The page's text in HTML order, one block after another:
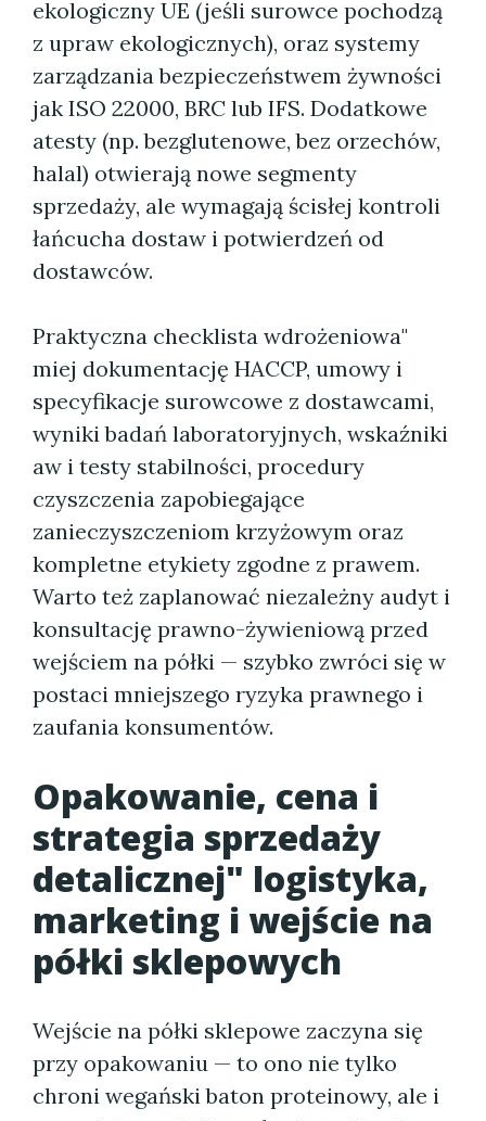
ekologiczny UE (jeśli surowce pochodzą
z upraw ekologicznych), oraz systemy
zarządzania bezpieczeństwem żywności
jak ISO 22000, BRC lub IFS. Dodatkowe
atesty (np. bezglutenowe, bez orzechów,
halal) otwierają nowe segmenty
sprzedaży, ale wymagają ścisłej kontroli
łańcucha dostaw i potwierdzeń od
dostawców.
Praktyczna checklista wdrożeniowa"
miej dokumentację HACCP, umowy i
specyfikacje surowcowe z dostawcami,
wyniki badań laboratoryjnych, wskaźniki
aw i testy stabilności, procedury
czyszczenia zapobiegające
zanieczyszczeniom krzyżowym oraz
kompletne etykiety zgodne z prawem.
Warto też zaplanować niezależny audyt i
konsultację prawno-żywieniową przed
wejściem na półki — szybko zwróci się w
postaci mniejszego ryzyka prawnego i
zaufania konsumentów.
Opakowanie, cena i
strategia sprzedaży
detalicznej" logistyka,
marketing i wejście na
półki sklepowych
Wejście na półki sklepowe zaczyna się
przy opakowaniu — to ono nie tylko
chroni wegański baton proteinowy, ale i